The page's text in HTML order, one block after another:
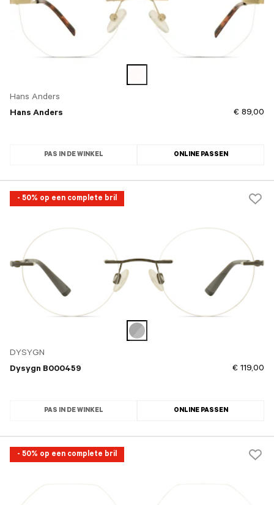
Hans Anders
Hans Anders
€ 89,00
PAS IN DE WINKEL ONLINE PASSEN
- 50% op een complete bril
DYSYGN
Dysygn B000459
€ 119,00
PAS IN DE WINKEL ONLINE PASSEN
- 50% op een complete bril